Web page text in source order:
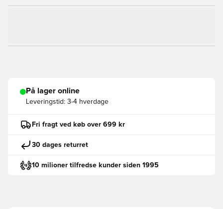
På lager online
Leveringstid: 3-4 hverdage
Fri fragt ved køb over 699 kr
30 dages returret
10 milioner tilfredse kunder siden 1995